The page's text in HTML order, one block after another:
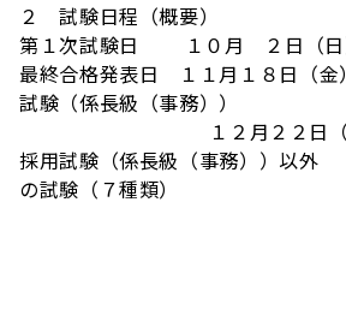
２ 試験日程（概要）
第１次試験日 １０月 ２日（日
最終合格発表日 １１月１８日（金
試験（係長級（事務））
１２月２２日（木）
採用試験（係長級（事務））以外
の試験（７種類）